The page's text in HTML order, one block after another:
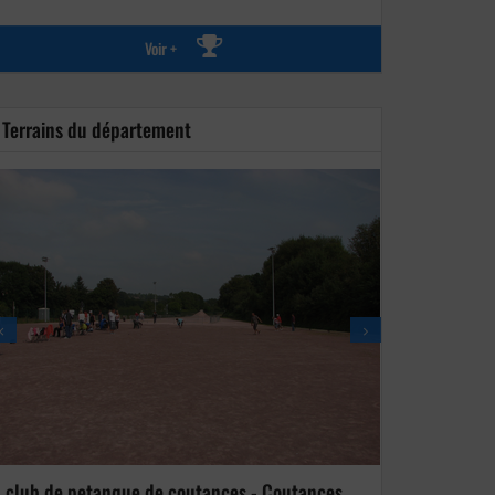
Voir +
Terrains du département